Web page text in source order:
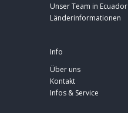
Unser Team in Ecuador
Länderinformationen
Info
Über uns
Kontakt
Infos & Service